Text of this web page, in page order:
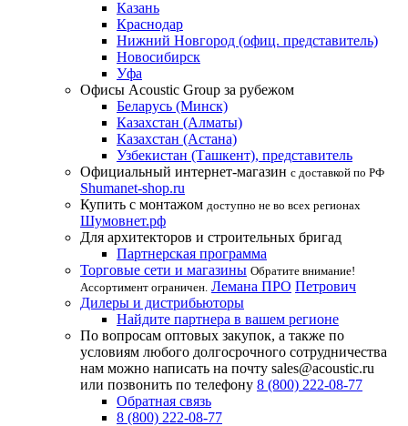
Казань
Краснодар
Нижний Новгород (офиц. представитель)
Новосибирск
Уфа
Офисы Acoustic Group за рубежом
Беларусь (Минск)
Казахстан (Алматы)
Казахстан (Астана)
Узбекистан (Ташкент), представитель
Официальный интернет-магазин с доставкой по РФ
Shumanet-shop.ru
Купить с монтажом доступно не во всех регионах
Шумовнет.рф
Для архитекторов и строительных бригад
Партнерская программа
Торговые сети и магазины Обратите внимание!
Ассортимент ограничен. Лемана ПРО Петрович
Дилеры и дистрибьюторы
Найдите партнера в вашем регионе
По вопросам оптовых закупок, а также по
условиям любого долгосрочного сотрудничества
нам можно написать на почту sales@acoustic.ru
или позвонить по телефону 8 (800) 222-08-77
Обратная связь
8 (800) 222-08-77